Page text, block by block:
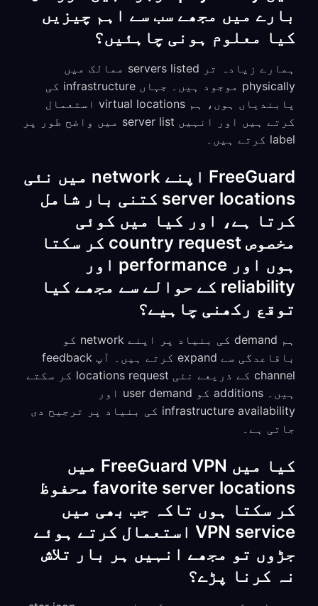
بارے میں مجھے سب سے اہم چیزیں
کیا معلوم ہونی چاہئیں؟
ہمارے زیادہ تر servers listed ممالک میں
physically موجود ہیں۔ جہاں infrastructure کی
پابندیاں ہوں، ہم virtual locations استعمال
کرتے ہیں اور انہیں server list میں واضح طور پر
label کرتے ہیں۔
FreeGuard اپنے network میں نئی
server locations کتنی بار شامل
کرتا ہے، اور کیا میں کوئی
مخصوص country request کر سکتا
ہوں اور performance اور
reliability کے حوالے سے مجھے کیا
توقع رکھنی چاہیے؟
ہم demand کی بنیاد پر اپنے network کو
باقاعدگی سے expand کرتے ہیں۔ آپ feedback
channel کے ذریعے نئی locations request کر سکتے
ہیں۔ additions کو user demand اور
infrastructure availability کی بنیاد پر ترجیح دی
جاتی ہے۔
کیا میں FreeGuard VPN میں
favorite server locations محفوظ
کر سکتا ہوں تاکہ جب بھی میں
VPN service استعمال کرتے ہوئے
جڑوں تو مجھے انہیں ہر بار تلاش
نہ کرنا پڑے؟